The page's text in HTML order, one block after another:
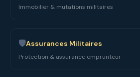
Immobilier & mutations militaires
🛡️Assurances Militaires
Protection & assurance emprunteur